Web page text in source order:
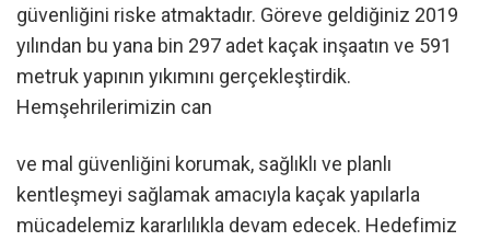
güvenliğini riske atmaktadır. Göreve geldiğiniz 2019
yılından bu yana bin 297 adet kaçak inşaatın ve 591
metruk yapının yıkımını gerçekleştirdik.
Hemşehrilerimizin can
ve mal güvenliğini korumak, sağlıklı ve planlı
kentleşmeyi sağlamak amacıyla kaçak yapılarla
mücadelemiz kararlılıkla devam edecek. Hedefimiz